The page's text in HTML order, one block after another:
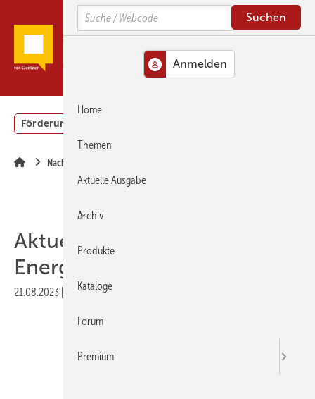
zum
zum
Förderung
Nachrichten
Aktuelle Themen im
Energieberater-Forum
21.08.2023 Druckvorschau
Search
Home
Themen
Aktuelle Ausgabe
Archiv
Produkte
Kataloge
Forum
Premium